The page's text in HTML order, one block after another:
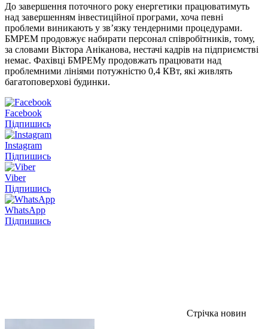
До завершення поточного року енергетики працюватимуть
над завершенням інвестиційної програми, хоча певні
проблеми виникають у зв’язку тендерними процедурами.
БМРЕМ продовжує набирати персонал співробітників, тому,
за словами Віктора Аніканова, нестачі кадрів на підприємстві
немає. Фахівці БМРЕМу продовжать працювати над
проблемними лініями потужністю 0,4 КВт, які живлять
багатоповерхові будинки.
Facebook
Підпишись
Instagram
Підпишись
Viber
Підпишись
WhatsApp
Підпишись
Стрічка новин